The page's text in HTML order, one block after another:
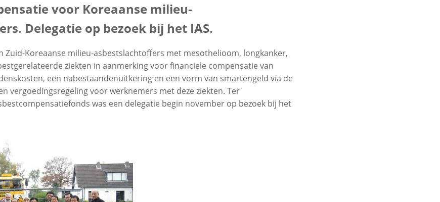
voor Koreaanse milieu-
Delegatie op bezoek bij het IAS.
Zuid-Koreaanse milieu-asbestslachtoffers met mesothelioom, longkanker,
ziekten in aanmerking voor financiele compensatie van
een nabestaandenuitkering en een vorm van smartengeld via de
vergoedingsregeling voor werknemers met deze ziekten. Ter
was een delegatie begin november op bezoek bij het